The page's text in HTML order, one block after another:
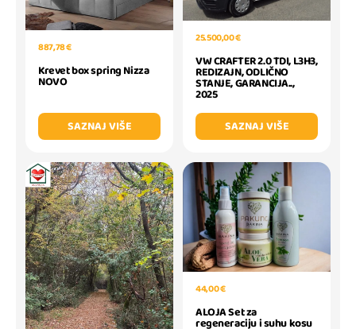
887,78 €
Krevet box spring Nizza
NOVO
SAZNAJ VIŠE
25.500,00 €
VW CRAFTER 2.0 TDI, L3H3,
REDIZAJN, ODLIČNO
STANJE, GARANCIJA..,
2025
SAZNAJ VIŠE
44,00 €
ALOJA Set za
regeneraciju i suhu kosu